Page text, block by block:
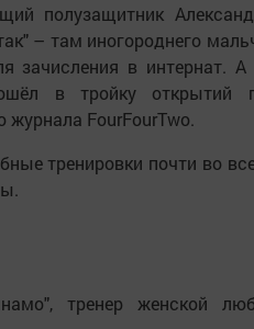
полузащитник
– там иногороднего
зачисления в интернат. А
в тройку открытий
журнала FourFourTwo.
тренировки почти во
тренер женской